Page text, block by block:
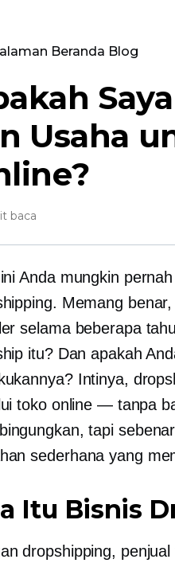
Beranda Blog
Usaha
baca
Anda mungkin
Memang
selama beberapa
itu? Dan apakah
Intinya,
toko online — tanpa
tapi
sederhana yang
Itu Bisnis
dropshipping,